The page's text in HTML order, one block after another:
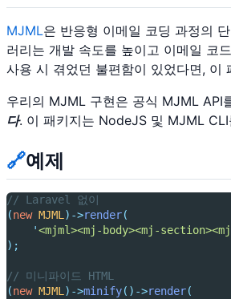
MJML은 반응형 이메일 코딩 과정의
러리는 개발 속도를 높이고 이메일 코
사용 시 겪었던 불편함이 있었다면, 이
우리의 MJML 구현은 공식 MJML API
다. 이 패키지는 NodeJS 및 MJML
🔗예제
// Laravel 없이
(new MJML)->render(
'<mjml><mj-body><mj-
);
// 미니파이드 HTML
(new MJML)->minify()->render(